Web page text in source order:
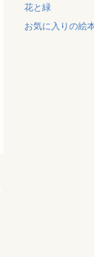
花と緑
お気に入りの絵